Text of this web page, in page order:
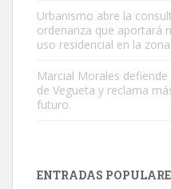
Leales.org » Gran Canaria |
Urbanismo abre la
ordenanza que aportará
uso residencial en la
Marcial Morales
de Vegueta y reclama
futuro.
ENTRADAS